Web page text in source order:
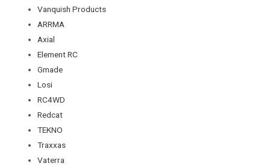
Vanquish Products
ARRMA
Axial
Element RC
Gmade
Losi
RC4WD
Redcat
TEKNO
Traxxas
Vaterra